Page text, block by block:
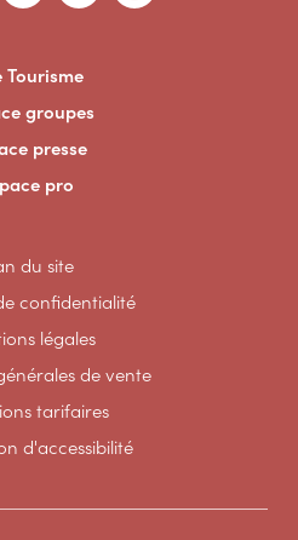
Tourisme
groupes
presse
pro
du site
confidentialité
légales
de vente
tarifaires
d'accessibilité